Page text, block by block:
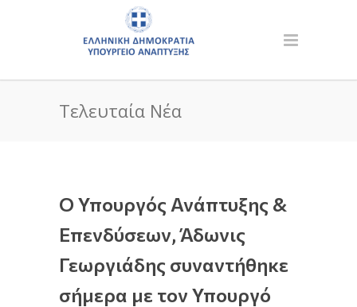
Τελευταία Νέα
Ο Υπουργός Ανάπτυξης &
Επενδύσεων, Άδωνις
Γεωργιάδης συναντήθηκε
σήμερα με τον Υπουργό